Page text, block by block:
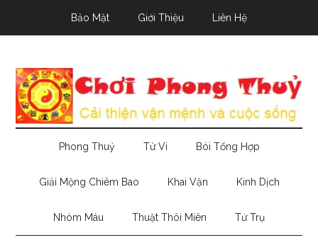
Bảo Mật Giới Thiệu Liên Hệ
Phong Thuỷ Tử Vi Bói Tổng Hợp
Giải Mộng Chiêm Bao Khai Vận Kinh Dịch
Nhóm Máu Thuật Thôi Miên Tứ Trụ